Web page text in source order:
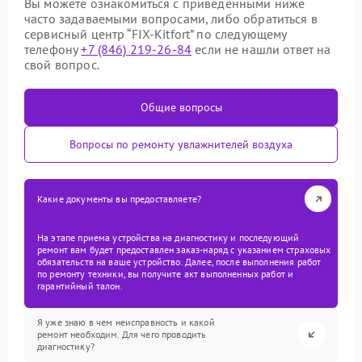
Вы можете ознакомиться с приведенными ниже
часто задаваемыми вопросами, либо обратиться в
сервисный центр “FIX-Kitfort” по следующему
телефону+7 (846) 219-26-84 если не нашли ответ на
свой вопрос.
Общие вопросы
Вопросы по ремонту увлажнителей воздуха
Какие документы вы предоставляете?
На этапе приема устройства на диагностику и последующий
ремонт вам будет предоставлен заказ-наряд с указанием страховых
обязательств на ваше устройство. Далее, после выполнения работ
по ремонту техники, вы получите акт выполненных работ и
гарантийный талон.
Я уже знаю в чем неисправность и какой
ремонт необходим. Для чего проводить
диагностику?